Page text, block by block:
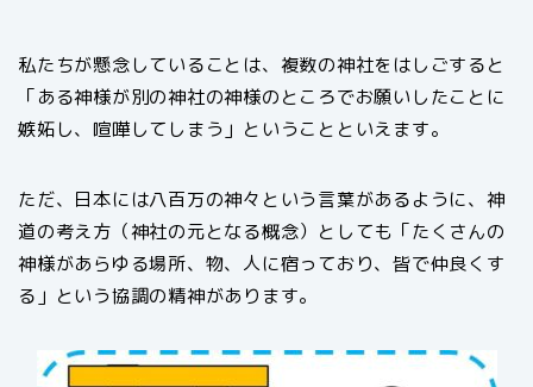
私たちが懸念していることは、複数の神社をはしごすると
「ある神様が別の神社の神様のところでお願いしたことに
嫉妬し、喧嘩してしまう」ということといえます。
ただ、日本には八百万の神々という言葉があるように、神
道の考え方（神社の元となる概念）としても「たくさんの
神様があらゆる場所、物、人に宿っており、皆で仲良くす
る」という協調の精神があります。